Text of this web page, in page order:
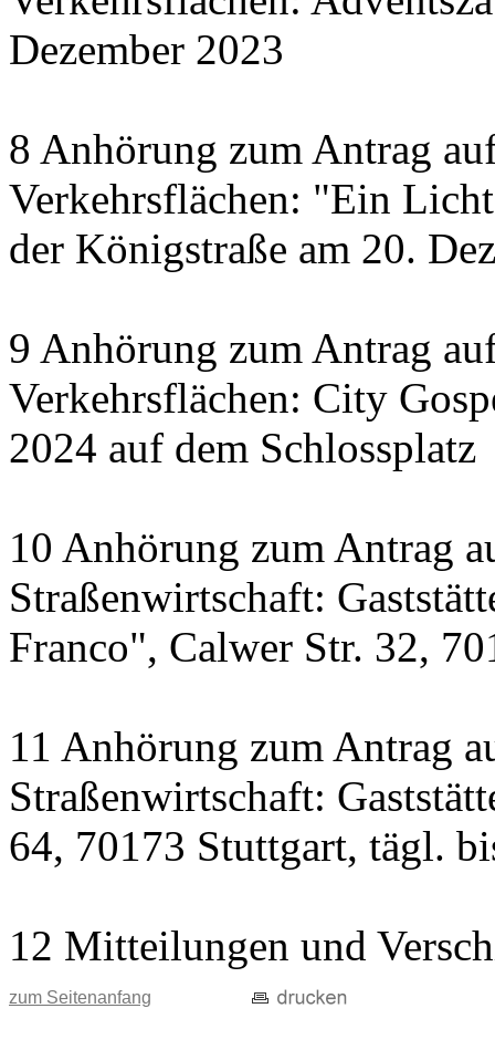
Dezember 2023
8 Anhörung zum Antrag
Verkehrsflächen: "Ein
der Königstraße am 20.
9 Anhörung zum Antrag
Verkehrsflächen: City
2024 auf dem Schlossplatz
10 Anhörung zum Antrag
Straßenwirtschaft:
Franco", Calwer Str. 32,
11 Anhörung zum Antrag
Straßenwirtschaft:
64, 70173 Stuttgart, tägl.
12 Mitteilungen und
zum Seitenanfang